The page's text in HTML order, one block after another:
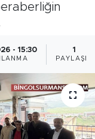
- 15:30 1
PAYLAŞIM